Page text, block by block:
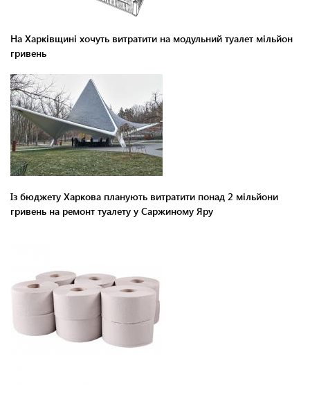
На Харківщині хочуть витратити на модульний туалет мільйон
гривень
Із бюджету Харкова планують витратити понад 2 мільйони
гривень на ремонт туалету у Саржиному Яру